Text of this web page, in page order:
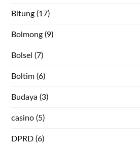
Bitung (17)
Bolmong (9)
Bolsel (7)
Boltim (6)
Budaya (3)
casino (5)
DPRD (6)